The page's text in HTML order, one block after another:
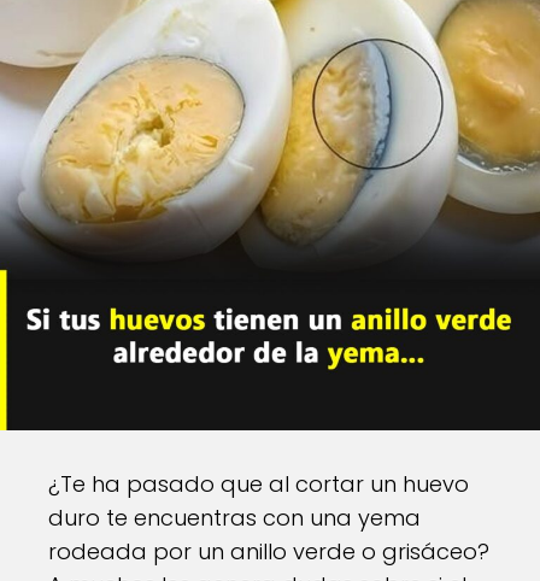
¿Te ha pasado que al cortar un huevo
duro te encuentras con una yema
rodeada por un anillo verde o grisáceo?